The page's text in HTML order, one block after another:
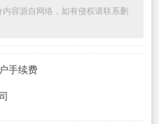
容源自网络，如有侵权请联系删
手续费